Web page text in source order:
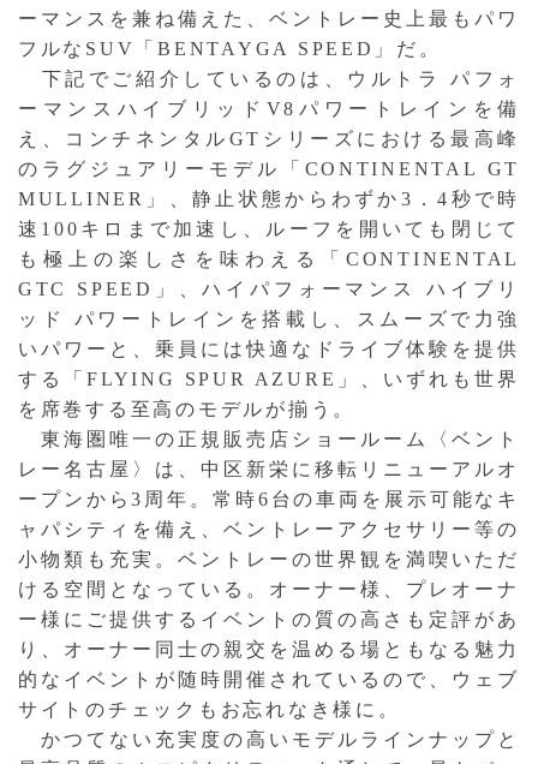
ーマンスを兼ね備えた、ベントレー史上最もパワ
フルなSUV「BENTAYGA SPEED」だ。
下記でご紹介しているのは、ウルトラ パフォ
ーマンスハイブリッドV8パワートレインを備
え、コンチネンタルGTシリーズにおける最高峰
のラグジュアリーモデル「CONTINENTAL GT
MULLINER」、静止状態からわずか3．4秒で時
速100キロまで加速し、ルーフを開いても閉じて
も極上の楽しさを味わえる「CONTINENTAL
GTC SPEED」、ハイパフォーマンス ハイブリ
ッド パワートレインを搭載し、スムーズで力強
いパワーと、乗員には快適なドライブ体験を提供
する「FLYING SPUR AZURE」、いずれも世界
を席巻する至高のモデルが揃う。
東海圏唯一の正規販売店ショールーム〈ベント
レー名古屋〉は、中区新栄に移転リニューアルオ
ープンから3周年。常時6台の車両を展示可能なキ
ャパシティを備え、ベントレーアクセサリー等の
小物類も充実。ベントレーの世界観を満喫いただ
ける空間となっている。オーナー様、プレオーナ
ー様にご提供するイベントの質の高さも定評があ
り、オーナー同士の親交を温める場ともなる魅力
的なイベントが随時開催されているので、ウェブ
サイトのチェックもお忘れなき様に。
かつてない充実度の高いモデルラインナップと